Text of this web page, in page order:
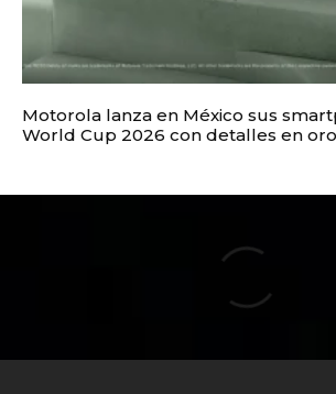
Motorola lanza en México sus
World Cup 2026 con detalles en